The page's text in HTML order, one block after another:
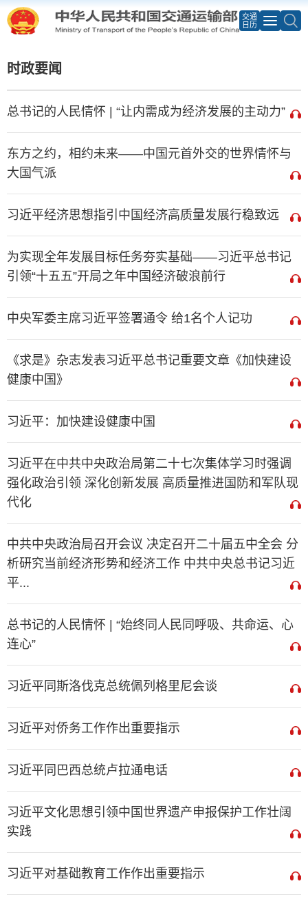
交通
日历
时政要闻
总书记的人民情怀 | “让内需成为经济发展的主动力”
东方之约，相约未来——中国元首外交的世界情怀与
大国气派
习近平经济思想指引中国经济高质量发展行稳致远
为实现全年发展目标任务夯实基础——习近平总书记
引领“十五五”开局之年中国经济破浪前行
中央军委主席习近平签署通令 给1名个人记功
《求是》杂志发表习近平总书记重要文章《加快建设
健康中国》
习近平：加快建设健康中国
习近平在中共中央政治局第二十七次集体学习时强调
强化政治引领 深化创新发展 高质量推进国防和军队现
代化
中共中央政治局召开会议 决定召开二十届五中全会 分
析研究当前经济形势和经济工作 中共中央总书记习近
平...
总书记的人民情怀 | “始终同人民同呼吸、共命运、心
连心”
习近平同斯洛伐克总统佩列格里尼会谈
习近平对侨务工作作出重要指示
习近平同巴西总统卢拉通电话
习近平文化思想引领中国世界遗产申报保护工作壮阔
实践
习近平对基础教育工作作出重要指示